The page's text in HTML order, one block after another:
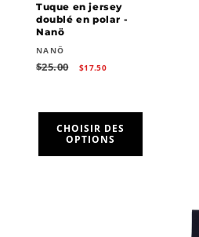
Tuque en jersey
doublé en polar -
Nanö
Fournisseur :
NANÖ
Prix
$25.00
Prix
$17.50
CHOISIR DES
OPTIONS